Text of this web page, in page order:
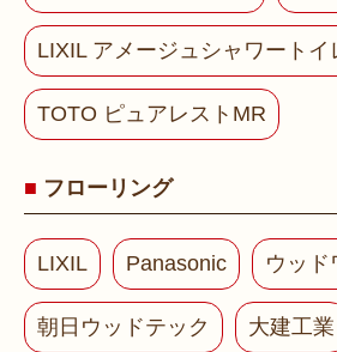
LIXIL アメージュシャワートイ
TOTO ピュアレストMR
フローリング
LIXIL Panasonic ウッド
朝日ウッドテック 大建工業